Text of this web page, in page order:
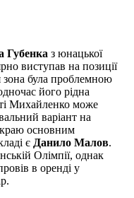
Губенка з юнацької
виступав на позиції
зона була проблемною
його рідна
Михайленко може
варіант на
основним
є Данило Малов.
Олімпії, однак
в оренді у